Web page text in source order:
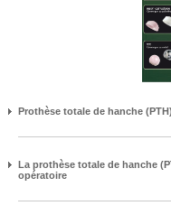
Prothèse totale de hanche
La prothèse totale de hanche
opératoire